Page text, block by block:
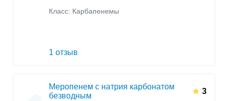
Класс: Карбапенемы
1 отзыв
Меропенем с натрия карбонатом
безводным
3